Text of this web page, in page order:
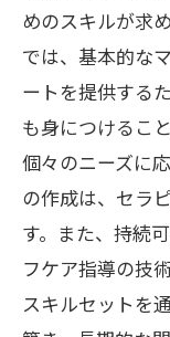
めのスキルが求
では、基本的な
ートを提供する
も身につけるこ
個々のニーズに
の作成は、セラ
す。また、持続
フケア指導の技
スキルセットを